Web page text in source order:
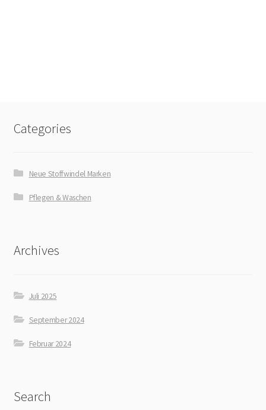
Categories
Neue Stoffwindel Marken
Pflegen & Waschen
Archives
Juli 2025
September 2024
Februar 2024
Search